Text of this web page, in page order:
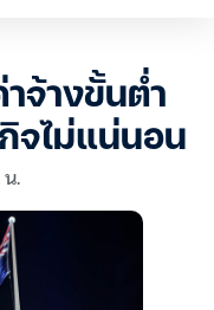
จ้างขั้นต่ำ
จไม่แน่นอน
.